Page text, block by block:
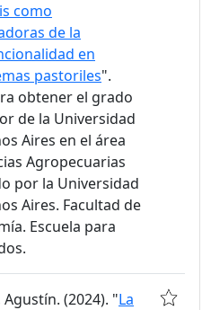
como
de la
en
pastoriles".
obtener el grado
de la Universidad
Aires en el área
Agropecuarias
por la Universidad
Aires. Facultad de
Escuela para
(2024). "La